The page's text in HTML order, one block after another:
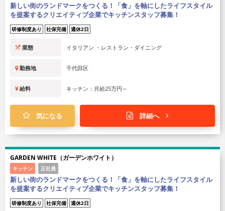
新しい街のランドマークをつくる！「食」を軸にしたライフスタイル
を提案するクリエイティブ企業でキッチンスタッフ募集！
研修制度あり 社保完備
業態 イタリアン ・レストラン・ダイニング
勤務地 千代田区